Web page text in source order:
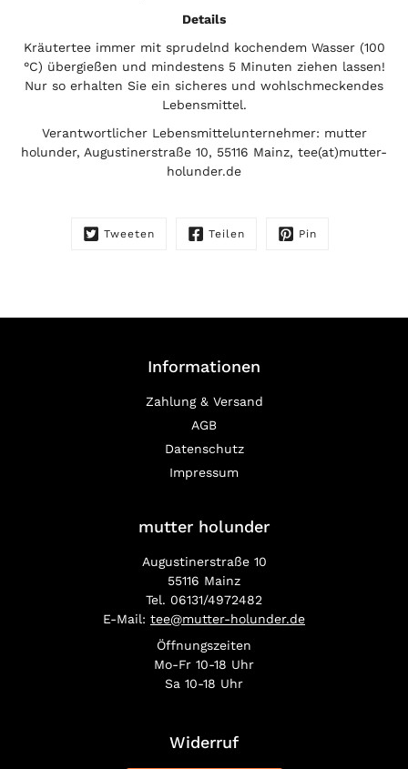
Details
Kräutertee immer mit sprudelnd kochendem Wasser (100
°C) übergießen und mindestens 5 Minuten ziehen lassen!
Nur so erhalten Sie ein sicheres und wohlschmeckendes
Lebensmittel.
Verantwortlicher Lebensmittelunternehmer: mutter
holunder, Augustinerstraße 10, 55116 Mainz, tee(at)mutter-
holunder.de
Tweeten Teilen Pin
Informationen
Zahlung & Versand
AGB
Datenschutz
Impressum
mutter holunder
Augustinerstraße 10
55116 Mainz
Tel. 06131/4972482
E-Mail: tee@mutter-holunder.de
Öffnungszeiten
Mo-Fr 10-18 Uhr
Sa 10-18 Uhr
Widerruf